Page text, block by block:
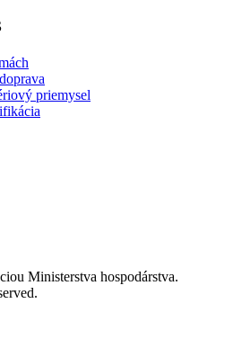
priemysel
Ministerstva hospodárstva.